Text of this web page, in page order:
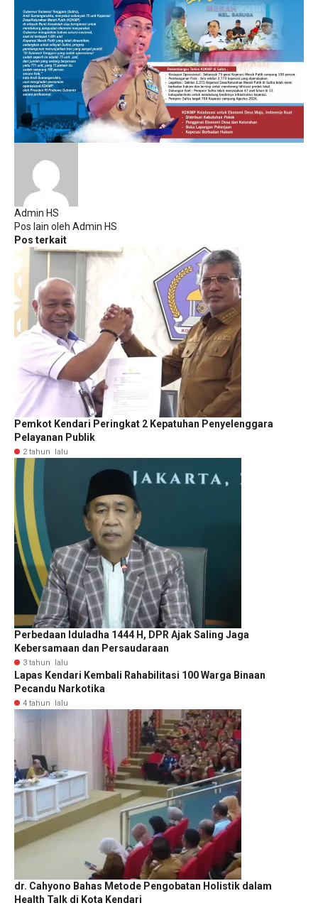
Admin HS
Pos lain oleh Admin HS
Pos terkait
Pemkot Kendari Peringkat 2 Kepatuhan Penyelenggara
Pelayanan Publik
2 tahun lalu
Perbedaan Iduladha 1444 H, DPR Ajak Saling Jaga
Kebersamaan dan Persaudaraan
3 tahun lalu
Lapas Kendari Kembali Rahabilitasi 100 Warga Binaan
Pecandu Narkotika
4 tahun lalu
dr. Cahyono Bahas Metode Pengobatan Holistik dalam
Health Talk di Kota Kendari